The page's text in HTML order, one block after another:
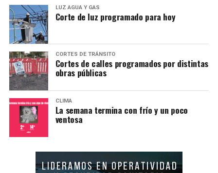
LUZ AGUA Y GAS
Corte de luz programado para hoy
CORTES DE TRÁNSITO
Cortes de calles programados por distintas
obras públicas
CLIMA
La semana termina con frío y un poco
ventosa